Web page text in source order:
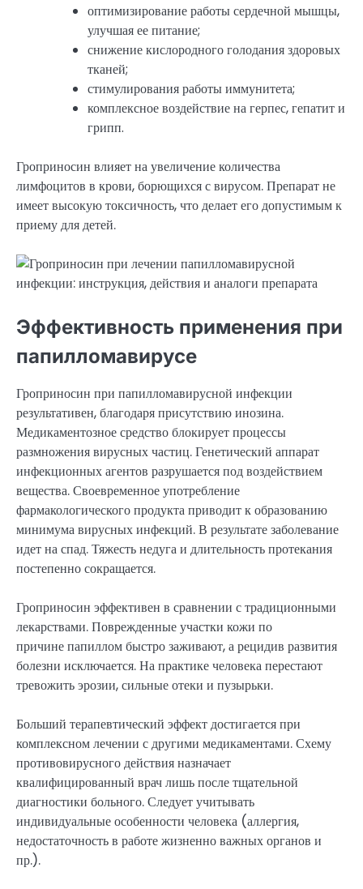
оптимизирование работы сердечной мышцы,
улучшая ее питание;
снижение кислородного голодания здоровых
тканей;
стимулирования работы иммунитета;
комплексное воздействие на герпес, гепатит и
грипп.
Гроприносин влияет на увеличение количества
лимфоцитов в крови, борющихся с вирусом. Препарат не
имеет высокую токсичность, что делает его допустимым к
приему для детей.
Эффективность применения при
папилломавирусе
Гроприносин при папилломавирусной инфекции
результативен, благодаря присутствию инозина.
Медикаментозное средство блокирует процессы
размножения вирусных частиц. Генетический аппарат
инфекционных агентов разрушается под воздействием
вещества. Своевременное употребление
фармакологического продукта приводит к образованию
минимума вирусных инфекций. В результате заболевание
идет на спад. Тяжесть недуга и длительность протекания
постепенно сокращается.
Гроприносин эффективен в сравнении с традиционными
лекарствами. Поврежденные участки кожи по
причине папиллом быстро заживают, а рецидив развития
болезни исключается. На практике человека перестают
тревожить эрозии, сильные отеки и пузырьки.
Больший терапевтический эффект достигается при
комплексном лечении с другими медикаментами. Схему
противовирусного действия назначает
квалифицированный врач лишь после тщательной
диагностики больного. Следует учитывать
индивидуальные особенности человека (аллергия,
недостаточность в работе жизненно важных органов и
пр.).